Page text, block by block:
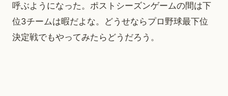
呼ぶようになった。ポストシーズンゲームの間は下
位3チームは暇だよな。どうせならプロ野球最下位
決定戦でもやってみたらどうだろう。